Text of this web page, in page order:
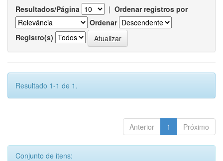
Resultados/Página | Ordenar registros por
Ordenar
Registro(s)
Resultado 1-1 de 1.
Anterior 1 Próximo
Conjunto de itens: